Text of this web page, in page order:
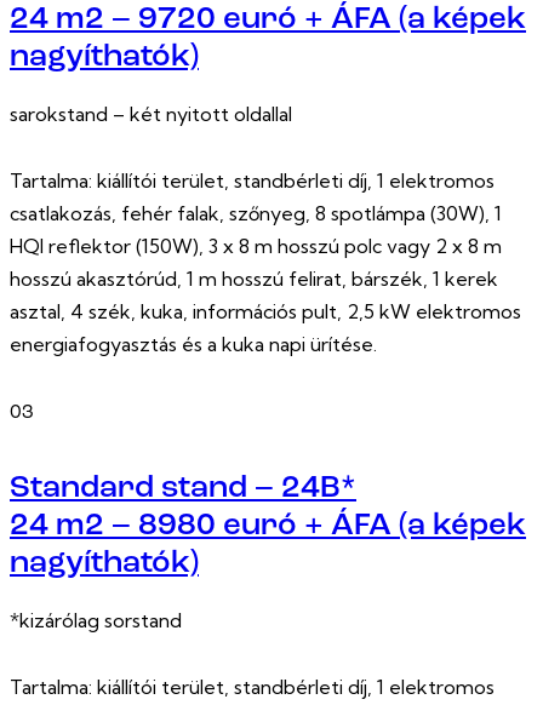
24 m2 – 9720 euró + ÁFA (a képek
nagyíthatók)
sarokstand – két nyitott oldallal
Tartalma: kiállítói terület, standbérleti díj, 1 elektromos
csatlakozás, fehér falak, szőnyeg, 8 spotlámpa (30W), 1
HQI reflektor (150W), 3 x 8 m hosszú polc vagy 2 x 8 m
hosszú akasztórúd, 1 m hosszú felirat, bárszék, 1 kerek
asztal, 4 szék, kuka, információs pult, 2,5 kW elektromos
energiafogyasztás és a kuka napi ürítése.
03
Standard stand – 24B*
24 m2 – 8980 euró + ÁFA (a képek
nagyíthatók)
*kizárólag sorstand
Tartalma: kiállítói terület, standbérleti díj, 1 elektromos